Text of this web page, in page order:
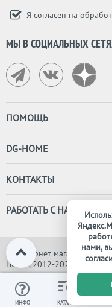
Я согласен на
МЫ В СОЦИАЛЬНЫХ
ПОМОЩЬ
DG-HOME
КОНТАКТЫ
РАБОТАТЬ С НАМИ
© Интернет магазин
HOME, 2012-2026. Все
ИНФО КАТАЛОГ
нами,